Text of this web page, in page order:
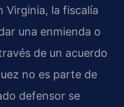
Virginia, la fiscalía
una enmienda o
de un acuerdo
no es parte de
defensor se